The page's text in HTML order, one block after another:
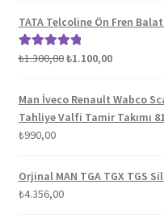
TATA Telcoline Ön Fren
5 üzerinden
₺1.300,00Orijinal
₺1.300,00.
₺1.100,00Şu
fiyat:
₺1.100,00.
Man İveco Renault Wabco
Tahliye Valfi Tamir Takımı
₺990,00
Orjinal MAN TGA TGX TGS
₺4.356,00